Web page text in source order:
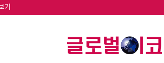
기